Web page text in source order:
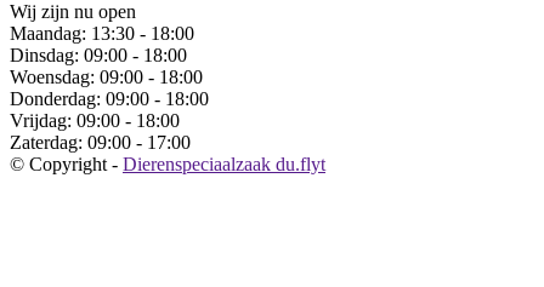
Wij zijn nu open
Maandag: 13:30 - 18:00
Dinsdag: 09:00 - 18:00
Woensdag: 09:00 - 18:00
Donderdag: 09:00 - 18:00
Vrijdag: 09:00 - 18:00
Zaterdag: 09:00 - 17:00
© Copyright - Dierenspeciaalzaak du.flyt